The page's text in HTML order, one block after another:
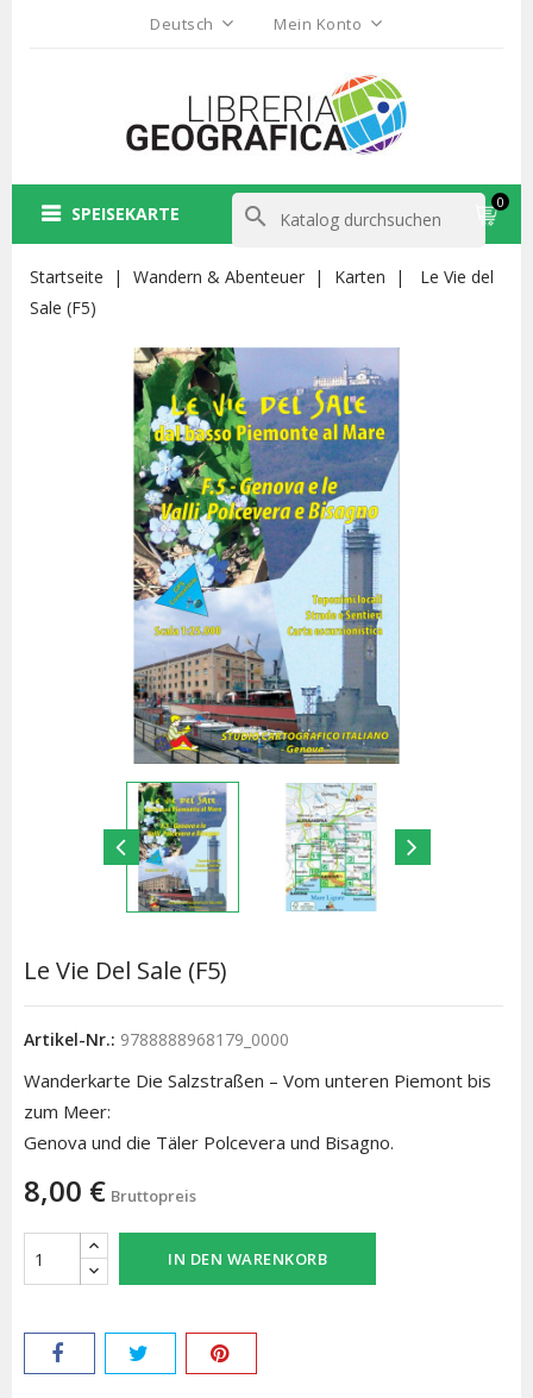
Deutsch Mein Konto
0
SPEISEKARTE search
Startseite Wandern & Abenteuer Karten
Le Vie del
Sale (F5)
Le Vie Del Sale (F5)
Artikel-Nr.: 9788888968179_0000
Wanderkarte Die Salzstraßen – Vom unteren Piemont bis
zum Meer:
Genova und die Täler Polcevera und Bisagno.
8,00 € Bruttopreis
IN DEN WARENKORB